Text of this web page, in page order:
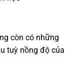
còn có những
tuỳ nồng độ của